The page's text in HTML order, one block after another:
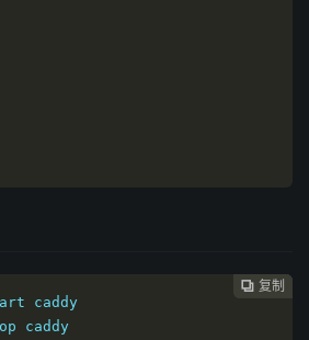
 复制
 复制
 复制